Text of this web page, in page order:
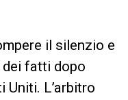
il silenzio e
fatti dopo
Uniti. L’arbitro